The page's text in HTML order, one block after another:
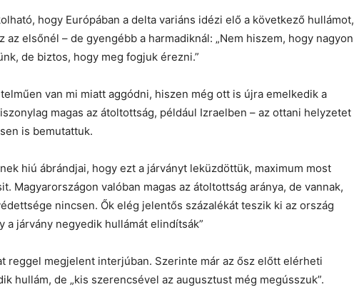
hogy Európában a delta variáns idézi elő a következő hullámot,
az elsőnél – de gyengébb a harmadiknál: „Nem hiszem, hogy nagyon
de biztos, hogy meg fogjuk érezni.”
van mi miatt aggódni, hiszen még ott is újra emelkedik a
magas az átoltottság, például Izraelben – az ottani helyzetet
is bemutattuk.
hiú ábrándjai, hogy ezt a járványt leküzdöttük, maximum most
Magyarországon valóban magas az átoltottság aránya, de vannak,
nincsen. Ők elég jelentős százalékát teszik ki az ország
a járvány negyedik hullámát elindítsák”
reggel megjelent interjúban. Szerinte már az ősz előtt elérheti
hullám, de „kis szerencsével az augusztust még megússzuk”.